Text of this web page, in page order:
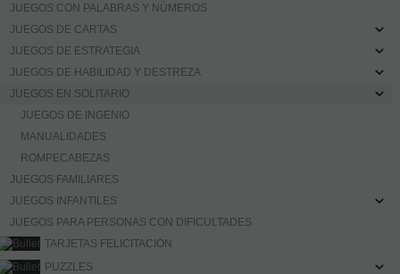
JUEGOS CON PALABRAS Y NÚMEROS
JUEGOS DE CARTAS
JUEGOS DE ESTRATEGIA
JUEGOS DE HABILIDAD Y DESTREZA
JUEGOS EN SOLITARIO
JUEGOS DE INGENIO
MANUALIDADES
ROMPECABEZAS
JUEGOS FAMILIARES
JUEGOS INFANTILES
JUEGOS PARA PERSONAS CON DIFICULTADES
TARJETAS FELICITACION
PUZZLES